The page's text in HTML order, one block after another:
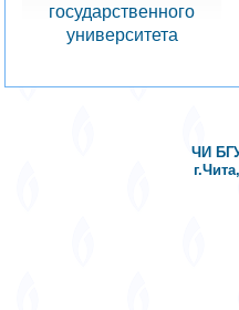
государственного
университета
ЧИ